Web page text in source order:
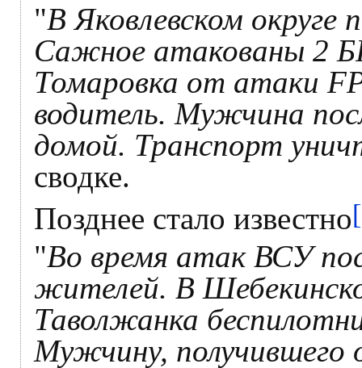
"В Яковлевском округе
Сажное атакованы 2
Томаровка от атаки
водитель. Мужчина
домой. Транспорт
сводке.
Позднее стало известно
"Во время атак ВСУ
жителей. В
Таволжанка
Мужчину, получившего